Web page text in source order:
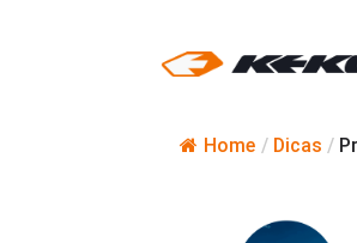
Home / Dicas /